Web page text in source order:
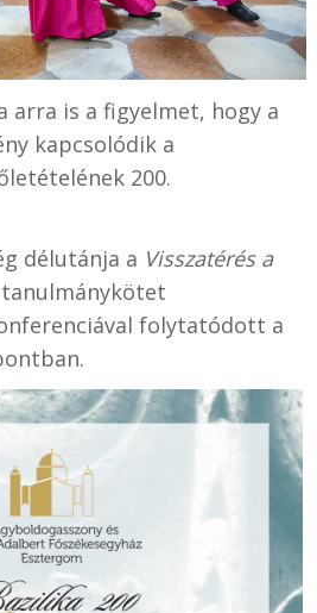
arra is a figyelmet, hogy a
kapcsolódik a
200.
délutánja a Visszatérés a
folytatódott a